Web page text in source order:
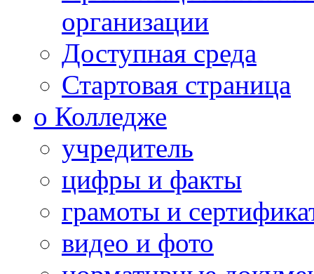
организации
Доступная среда
Стартовая страница
о Колледже
учредитель
цифры и факты
грамоты и
видео и фото